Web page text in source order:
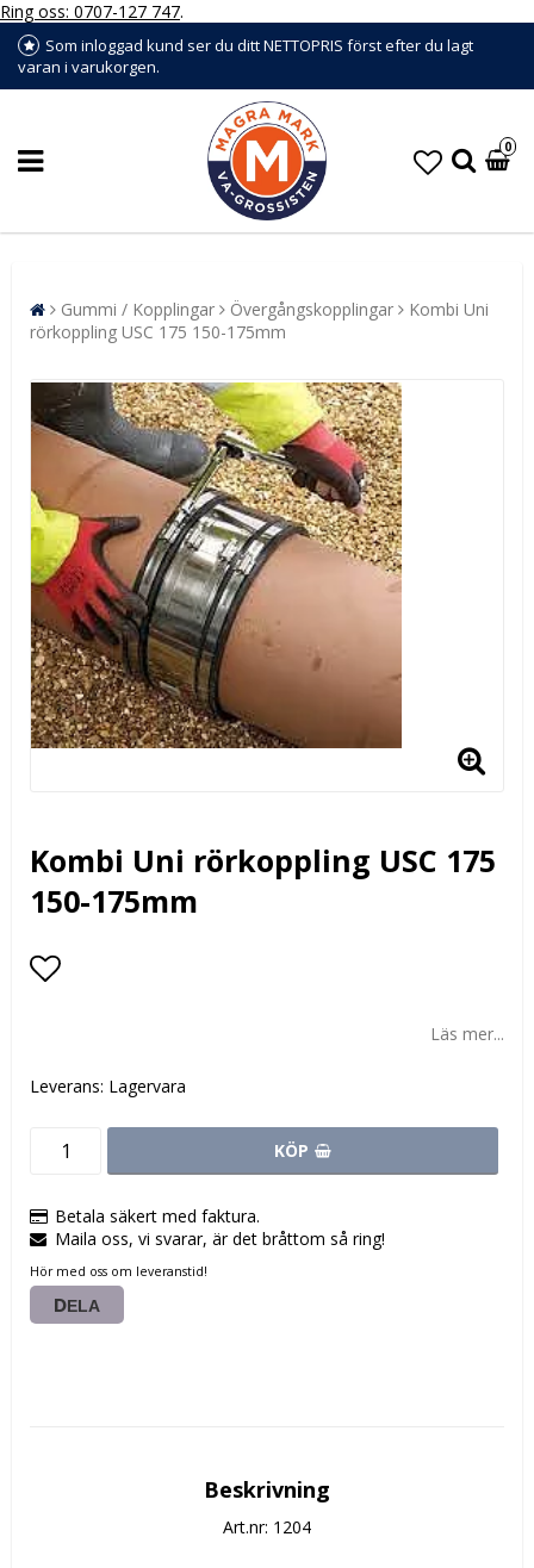
Ring oss: 0707-127 747.
Som inloggad kund ser du ditt NETTOPRIS först efter du lagt
varan i varukorgen.
0
Gummi / Kopplingar Övergångskopplingar
Kombi Uni
rörkoppling USC 175 150-175mm
Kombi Uni rörkoppling USC 175
150-175mm
Läs mer...
Leverans: Lagervara
KÖP
Betala säkert med faktura.
Maila oss, vi svarar, är det bråttom så ring!
Hör med oss om leveranstid!
DELA
Beskrivning
Art.nr: 1204